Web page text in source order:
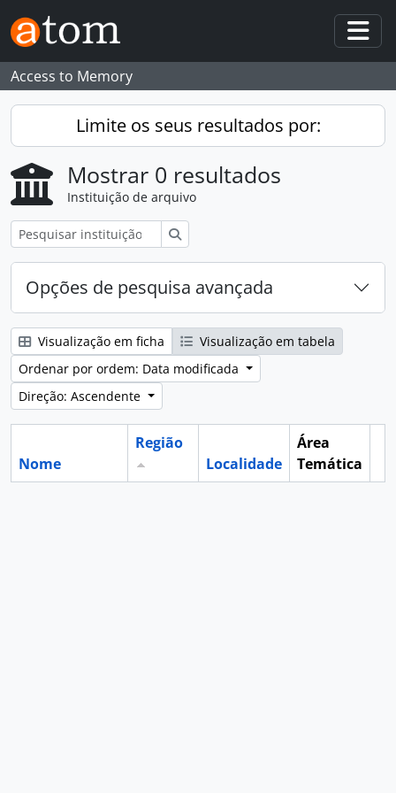
Skip to main content
Access to Memory
Limite os seus resultados por:
Mostrar 0 resultados
Instituição de arquivo
Opções de pesquisa avançada
Visualização em ficha
Visualização em tabela
Ordenar por ordem: Data modificada
Direção: Ascendente
Nome
Região
Localidade
Área
Temática